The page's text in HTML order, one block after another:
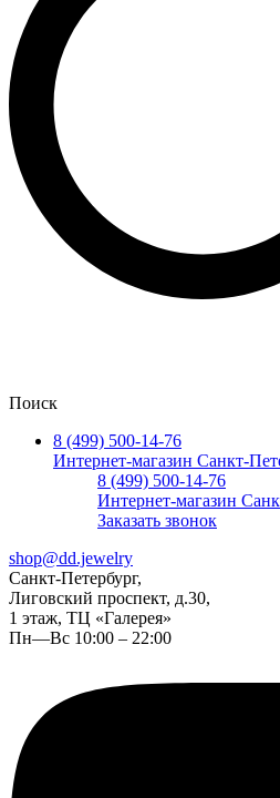
Поиск
8 (499) 500-14-76
Интернет-магазин Санкт-
8 (499) 500-14-76
Интернет-магазин
Заказать звонок
shop@dd.jewelry
Санкт-Петербург,
Лиговский проспект, д.30,
1 этаж, ТЦ «Галерея»
Пн—Вс 10:00 – 22:00